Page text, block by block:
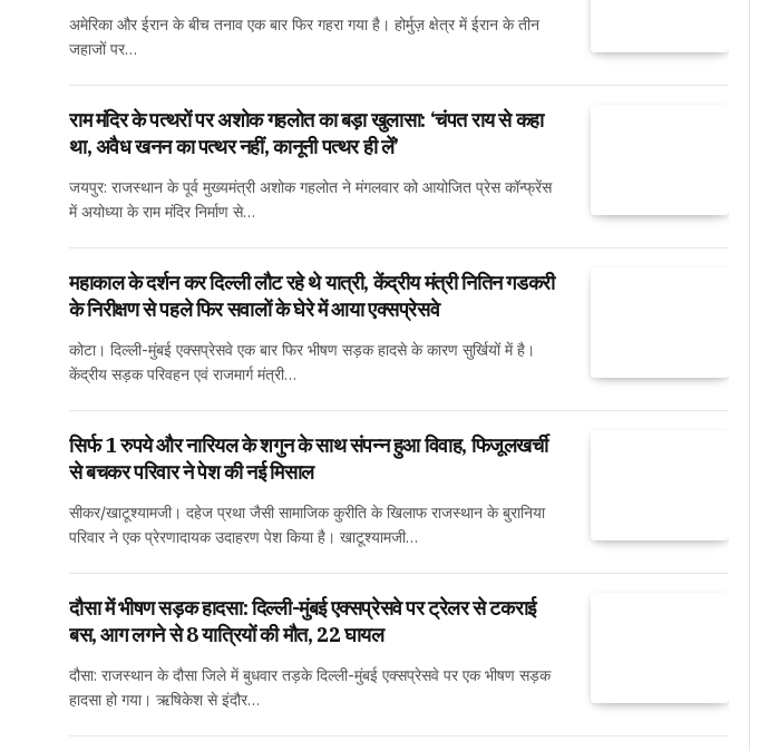
अमेरिका और ईरान के बीच तनाव एक बार फिर गहरा गया है। होर्मुज़ क्षेत्र में ईरान के तीन
जहाजों पर…
राम मंदिर के पत्थरों पर अशोक गहलोत का बड़ा खुलासा: ‘चंपत राय से कहा
था, अवैध खनन का पत्थर नहीं, कानूनी पत्थर ही लें’
जयपुर: राजस्थान के पूर्व मुख्यमंत्री अशोक गहलोत ने मंगलवार को आयोजित प्रेस कॉन्फ्रेंस
में अयोध्या के राम मंदिर निर्माण से…
महाकाल के दर्शन कर दिल्ली लौट रहे थे यात्री, केंद्रीय मंत्री नितिन गडकरी
के निरीक्षण से पहले फिर सवालों के घेरे में आया एक्सप्रेसवे
कोटा। दिल्ली-मुंबई एक्सप्रेसवे एक बार फिर भीषण सड़क हादसे के कारण सुर्खियों में है।
केंद्रीय सड़क परिवहन एवं राजमार्ग मंत्री…
सिर्फ 1 रुपये और नारियल के शगुन के साथ संपन्न हुआ विवाह, फिजूलखर्ची
से बचकर परिवार ने पेश की नई मिसाल
सीकर/खाटूश्यामजी। दहेज प्रथा जैसी सामाजिक कुरीति के खिलाफ राजस्थान के बुरानिया
परिवार ने एक प्रेरणादायक उदाहरण पेश किया है। खाटूश्यामजी…
दौसा में भीषण सड़क हादसा: दिल्ली-मुंबई एक्सप्रेसवे पर ट्रेलर से टकराई
बस, आग लगने से 8 यात्रियों की मौत, 22 घायल
दौसा: राजस्थान के दौसा जिले में बुधवार तड़के दिल्ली-मुंबई एक्सप्रेसवे पर एक भीषण सड़क
हादसा हो गया। ऋषिकेश से इंदौर…